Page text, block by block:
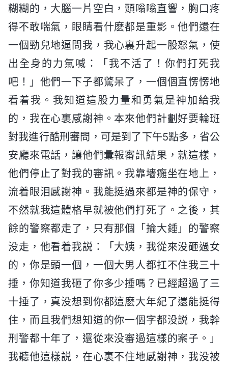
糊糊的，大腦一片空白，頭嗡嗡直響，胸口疼
得不敢喘氣，眼睛看什麽都是重影。他們還在
一個勁兒地逼問我，我心裏升起一股怒氣，使
出全身的力氣喊：「我不活了！你們打死我
吧！」他們一下子都驚呆了，一個個直愣愣地
看着我。我知道這股力量和勇氣是神加給我
的，我在心裏感謝神。本來他們計劃好要輪班
對我進行酷刑審問，可是到了下午5點多，省公
安廳來電話，讓他們彙報審訊結果，就這樣，
他們停止了對我的審訊。我靠墻癱坐在地上，
流着眼泪感謝神。我能挺過來都是神的保守，
不然就我這體格早就被他們打死了。之後，其
餘的警察都走了，只有那個「掄大錘」的警察
没走，他看着我説：「大姨，我從來没砸過女
的，你是頭一個，一個大男人都扛不住我三十
捶，你知道我砸了你多少捶嗎？已經超過了三
十捶了，真没想到你都這麽大年紀了還能挺得
住，而且我們想知道的你一個字都没説，我幹
刑警都十年了，還從來没審過這樣的案子。」
我聽他這樣説，在心裏不住地感謝神，我没被